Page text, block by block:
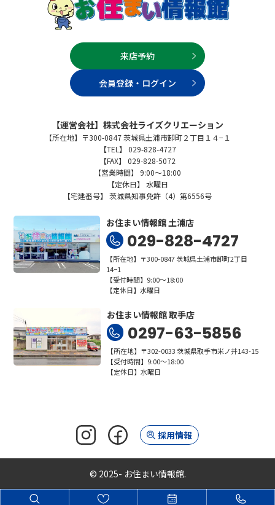
来店予約
会員登録・ログイン
【運営会社】株式会社ライズクリエーション
【所在地】〒300-0847 茨城県土浦市卸町２丁目１４−１
【TEL】 029-828-4727
【FAX】 029-828-5072
【営業時間】 9:00～18:00
【定休日】 水曜日
【宅建番号】 茨城県知事免許（4）第6556号
お住まい情報館 土浦店
029-828-4727
【所在地】〒300-0847 茨城県土浦市卸町2丁目
14−1
【受付時間】9:00～18:00
【定休日】水曜日
お住まい情報館 取手店
0297-63-5856
【所在地】〒302-0033 茨城県取手市米ノ井143-15
【受付時間】9:00～18:00
【定休日】水曜日
採用情報
© 2025- お住まい情報館.